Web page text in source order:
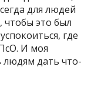
для людей
чтобы это был
где
И моя
людям дать что-